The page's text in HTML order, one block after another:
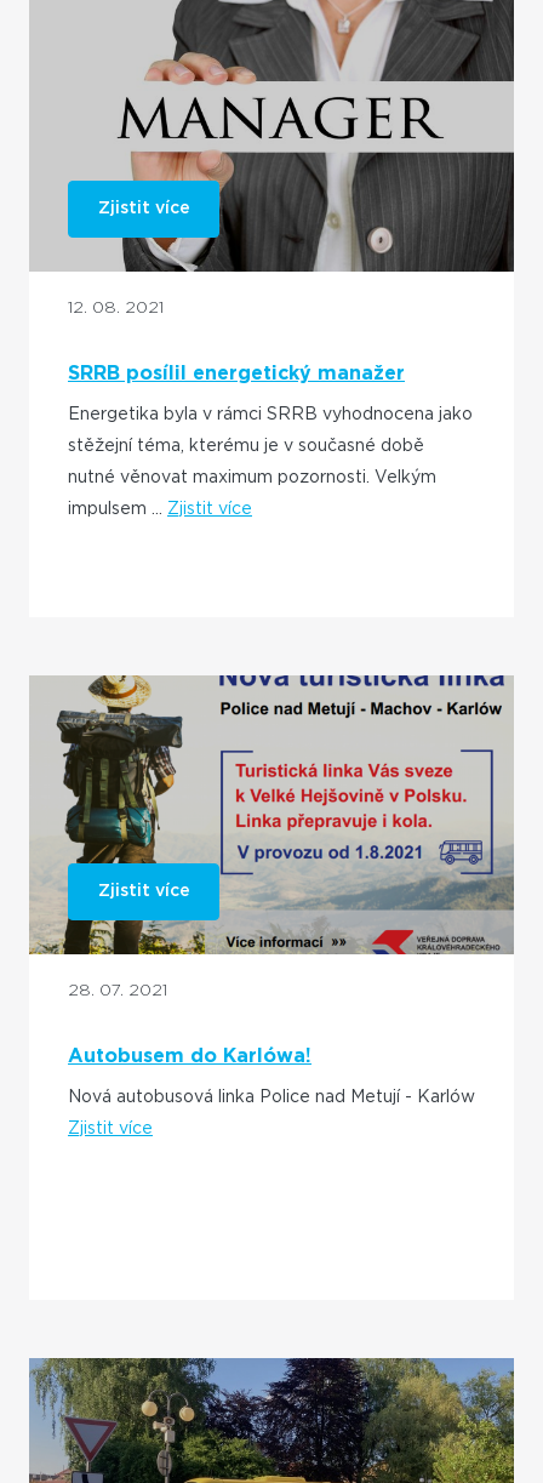
Zjistit více
12. 08. 2021
SRRB posílil energetický manažer
Energetika byla v rámci SRRB vyhodnocena jako
stěžejní téma, kterému je v současné době
nutné věnovat maximum pozornosti. Velkým
impulsem ... Zjistit více
Zjistit více
28. 07. 2021
Autobusem do Karlówa!
Nová autobusová linka Police nad Metují - Karlów
Zjistit více